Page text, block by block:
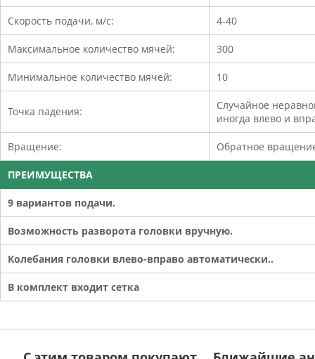
Скорость подачи, м/с: 4-40
Максимальное количество мячей: 300
Минимальное количество мячей: 10
Точка падения:
Случайное
иногда влево и
Вращение: Обратное
ПРЕИМУЩЕСТВА
9 вариантов подачи.
Возможность разворота головки вручную.
Колебания головки влево-вправо автоматически..
В комплект входит сетка